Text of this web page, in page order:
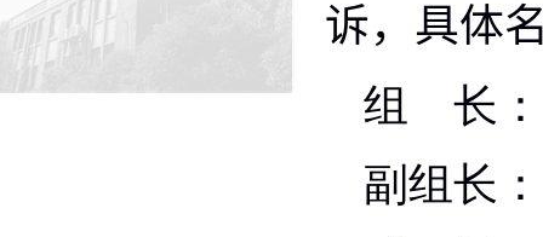
诉，具体
组 长
副组长